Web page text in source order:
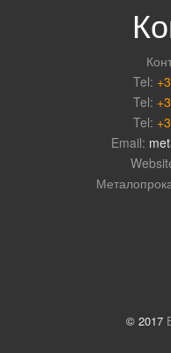
Tel:
Tel:
Tel:
Email:
© 2017